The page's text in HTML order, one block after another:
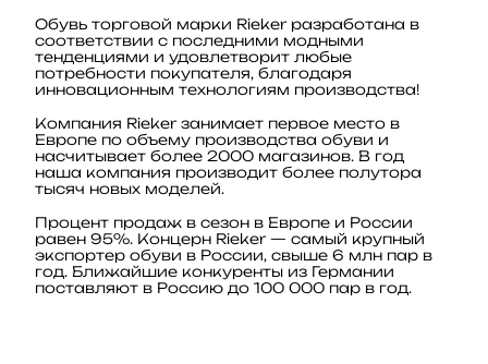
Обувь торговой марки Rieker разработана в
соответствии с последними модными
тенденциями и удовлетворит любые
потребности покупателя, благодаря
инновационным технологиям производства!
Компания Rieker занимает первое место в
Европе по объему производства обуви и
насчитывает более 2000 магазинов. В год
наша компания производит более полутора
тысяч новых моделей.
Процент продаж в сезон в Европе и России
равен 95%. Концерн Rieker — самый крупный
экспортер обуви в России, свыше 6 млн пар в
год. Ближайшие конкуренты из Германии
поставляют в Россию до 100 000 пар в год.